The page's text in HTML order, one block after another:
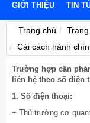
GIỚI THIỆU TIN
Trang chủ
Cải cách hành
Trường hợp cần
liên hệ theo số
1. Số điện thoại:
+ Thủ trưởng cơ